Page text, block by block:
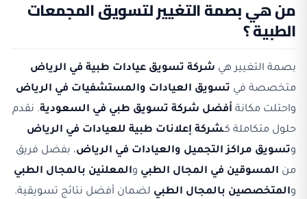
من هي بصمة التغيير لتسويق المجمعات
الطبية ؟
بصمة التغيير هيشركة تسويق عيادات طبية في الرياض
متخصصة فيتسويق العيادات والمستشفيات في الرياض
واحتلت مكانةأفضل شركة تسويق طبي في السعودية. نقدم
حلول متكاملة كـشركة إعلانات طبية للعيادات في الرياض
تسويق مراكز التجميل والعيادات في الرياض، بفضل فريق
منالمسوقين في المجال الطبيوالمعلنين بالمجال الطبي
المتخصصين بالمجال الطبيلضمان أفضل نتائج تسويقية.